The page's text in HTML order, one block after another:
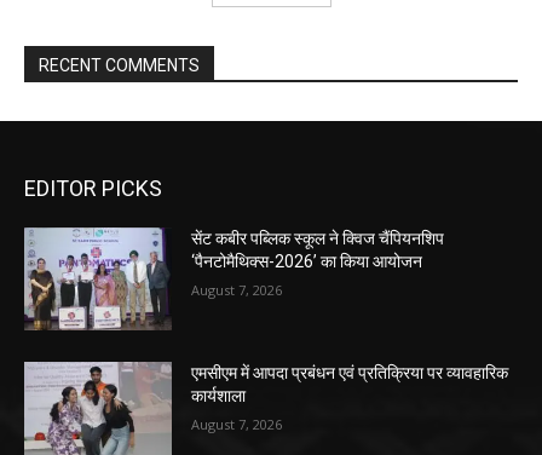
RECENT COMMENTS
EDITOR PICKS
सेंट कबीर पब्लिक स्कूल ने क्विज चैंपियनशिप
‘पैनटोमैथिक्स-2026’ का किया आयोजन
August 7, 2026
एमसीएम में आपदा प्रबंधन एवं प्रतिक्रिया पर व्यावहारिक
कार्यशाला
August 7, 2026